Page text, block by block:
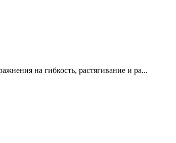
на гибкость, растягивание и ра...